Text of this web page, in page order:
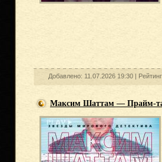
Добавлено: 11.07.2026 19:30 |
Максим Шаттам — Прайм-